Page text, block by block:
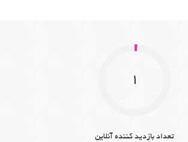
1
تعداد بازدید کننده آنلاین